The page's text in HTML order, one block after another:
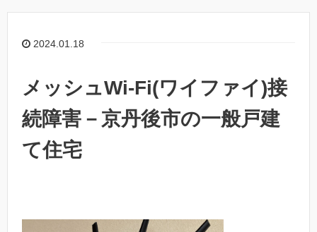
2024.01.18
メッシュWi-Fi(ワイファイ)接
続障害－京丹後市の一般戸建
て住宅